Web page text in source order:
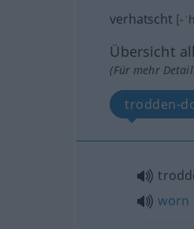
verhatscht [-
Übersicht
(Für mehr
trodden-
worn